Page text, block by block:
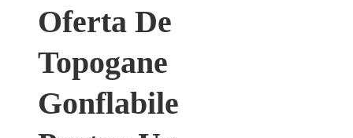
Oferta De
Topogane
Gonflabile